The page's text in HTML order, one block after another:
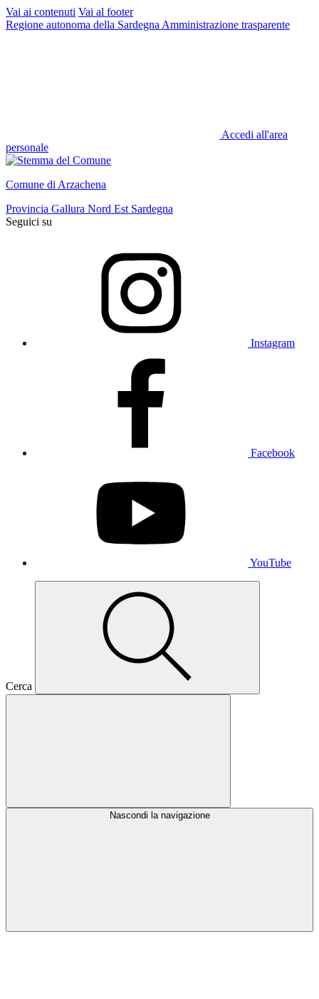
Vai ai contenuti Vai al footer
Regione autonoma della Sardegna Amministrazione trasparente
Accedi all'area
personale
Comune di Arzachena
Provincia Gallura Nord Est Sardegna
Seguici su
Instagram
Facebook
YouTube
Cerca
Nascondi la navigazione